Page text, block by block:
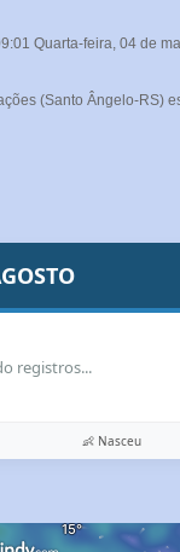
Quarta-feira, 04 de
(Santo Ângelo-RS)
registros...
👶 Nasceu